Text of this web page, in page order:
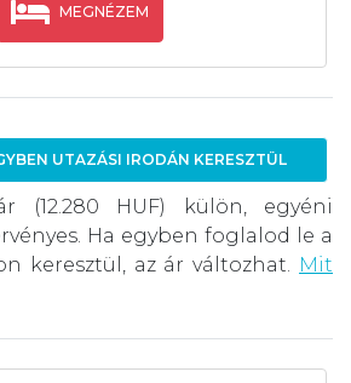
MEGNÉZEM
UTAZÁSI IRODÁN KERESZTÜL
(12.280 HUF) külön, egyéni
Ha egyben foglalod le a
keresztül, az ár változhat.
Mit